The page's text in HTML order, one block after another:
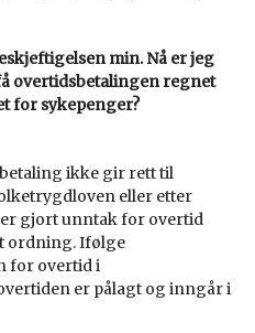
min. Nå er jeg
overtidsbetalingen regnet
for sykepenger?
ikke gir rett til
eller etter
gjort unntak for overtid
ordning. Ifølge
for overtid i
er pålagt og inngår i